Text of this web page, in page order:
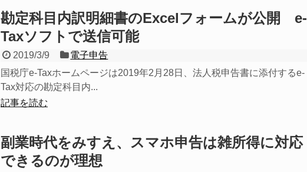
勘定科目内訳明細書のExcelフォームが公開 e-
Taxソフトで送信可能
2019/3/9
電子申告
国税庁e-Taxホームページは2019年2月28日、法人税申告書に添付するe-
Tax対応の勘定科目内...
記事を読む
副業時代をみすえ、スマホ申告は雑所得に対応
できるのが理想